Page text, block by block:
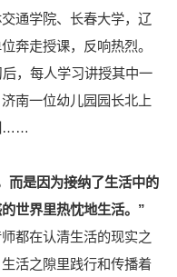
通学院、长春大学，辽
奔走授课，反响热烈。
，每人学习讲授其中一
南一位幼儿园园长北上
……
而是因为接纳了生活中的
世界里热忱地生活。”
都在认清生活的现实之
活之隙里践行和传播着